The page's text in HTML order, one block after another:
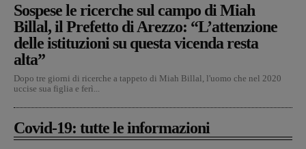
Sospese le ricerche sul campo di Miah
Billal, il Prefetto di Arezzo: “L’attenzione
delle istituzioni su questa vicenda resta
alta”
Dopo tre giorni di ricerche a tappeto di Miah Billal, l'uomo che nel 2020
uccise sua figlia e ferì...
Covid-19: tutte le informazioni